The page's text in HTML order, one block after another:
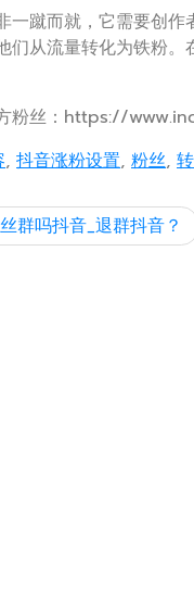
一蹴而就，它需要创
们从流量转化为铁粉
粉丝：https://
, 抖音涨粉设置, 粉丝,
群吗抖音_退群抖音？